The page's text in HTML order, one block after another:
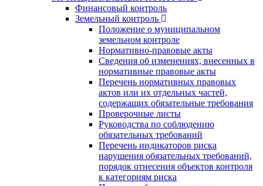
Финансовый контроль
Земельный контроль
Положение о муниципальном
земельном контроле
Нормативно-правовые акты
Сведения об изменениях, внесенных в
нормативные правовые акты
Перечень нормативных правовых
актов или их отдельных частей,
содержащих обязательные требования
Проверочные листы
Руководства по соблюдению
обязательных требований
Перечень индикаторов риска
нарушения обязательных требований,
порядок отнесения объектов контроля
к категориям риска